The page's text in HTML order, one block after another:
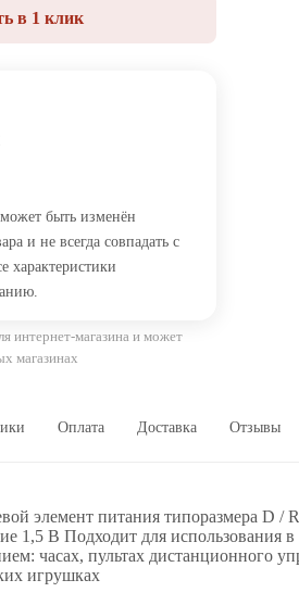
в 1 клик
быть изменён
и не всегда совпадать с
характеристики
интернет-магазина и может
магазинах
Оплата Доставка Отзывы
элемент питания типоразмера D /
1,5 В Подходит для использования в
часах, пультах дистанционного
игрушках